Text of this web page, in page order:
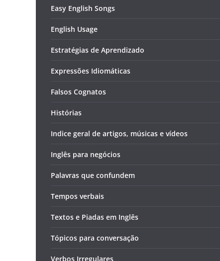
Easy English Songs
English Usage
Estratégias de Aprendizado
Expressões Idiomáticas
Falsos Cognatos
Histórias
Indice geral de artigos, músicas e vídeos
Inglês para negócios
Palavras que confundem
Tempos verbais
Textos e Piadas em Inglês
Tópicos para conversação
Verbos Irregulares